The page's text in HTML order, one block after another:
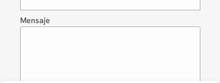
Mensaje